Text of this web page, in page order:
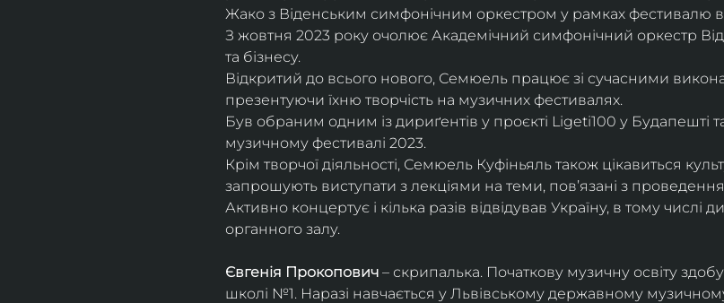
Жако з Віденським симфонічним оркестром у рамках фестивалю в
З жовтня 2023 року очолює Академічний симфонічний оркестр
та бізнесу.
Відкритий до всього нового, Семюель працює зі сучасними
презентуючи їхню творчість на музичних фестивалях.
Був обраним одним із дириґентів у проєкті Ligeti100 у Будапешті
музичному фестивалі 2023.
Крім творчої діяльності, Семюель Куфіньяль також цікавиться
запрошують виступати з лекціями на теми, пов’язані з
Активно концертує і кілька разів відвідував Україну, в тому числі
органного залу.
Євгенія Прокопович – скрипалька. Початкову музичну освіту
школі №1. Наразі навчається у Львівському державному музичному